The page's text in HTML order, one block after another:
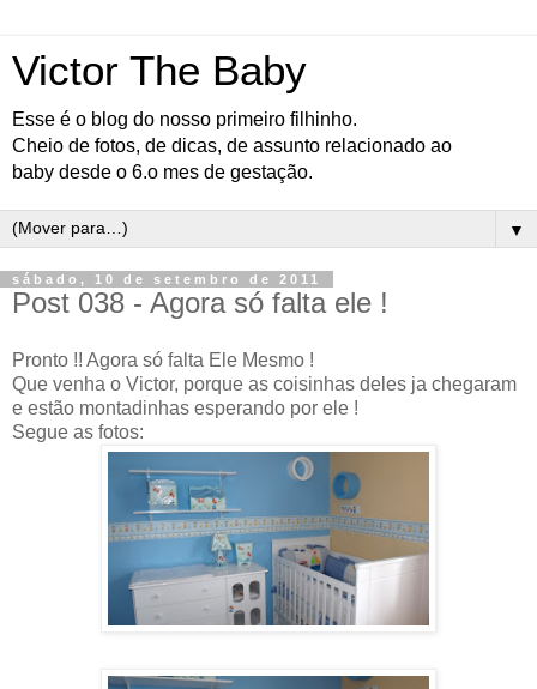
Victor The Baby
Esse é o blog do nosso primeiro filhinho.
Cheio de fotos, de dicas, de assunto relacionado ao
baby desde o 6.o mes de gestação.
▼
sábado, 10 de setembro de 2011
Post 038 - Agora só falta ele !
Pronto !! Agora só falta Ele Mesmo !
Que venha o Victor, porque as coisinhas deles ja chegaram
e estão montadinhas esperando por ele !
Segue as fotos: